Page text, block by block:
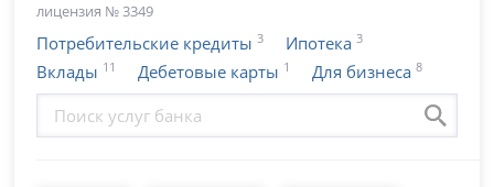
лицензия № 3349
Потребительские кредиты 3 Ипотека 3
Вклады 11 Дебетовые карты 1 Для бизнеса 8